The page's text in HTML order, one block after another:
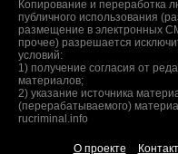
Копирование и переработка
публичного использования
размещение в электронных
прочее) разрешается
условий:
1) получение согласия от
материалов;
2) указание источника
(перерабатываемого)
rucriminal.info
О проекте